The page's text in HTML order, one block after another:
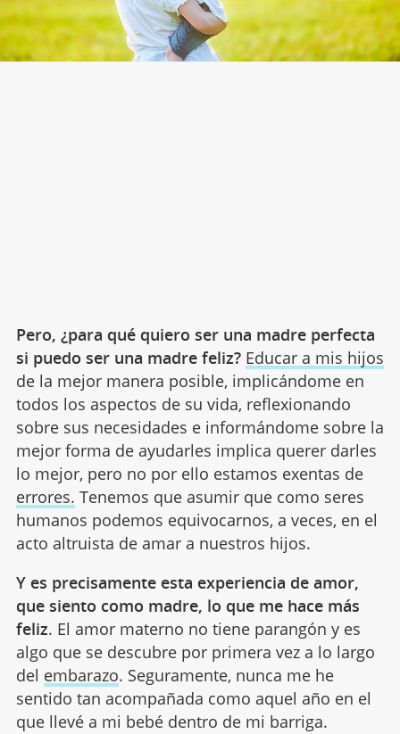
Pero, ¿para qué quiero ser una madre perfecta
si puedo ser una madre feliz? Educar a mis hijos
de la mejor manera posible, implicándome en
todos los aspectos de su vida, reflexionando
sobre sus necesidades e informándome sobre la
mejor forma de ayudarles implica querer darles
lo mejor, pero no por ello estamos exentas de
errores. Tenemos que asumir que como seres
humanos podemos equivocarnos, a veces, en el
acto altruista de amar a nuestros hijos.
Y es precisamente esta experiencia de amor,
que siento como madre, lo que me hace más
feliz. El amor materno no tiene parangón y es
algo que se descubre por primera vez a lo largo
del embarazo. Seguramente, nunca me he
sentido tan acompañada como aquel año en el
que llevé a mi bebé dentro de mi barriga.